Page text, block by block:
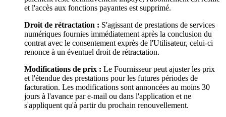
et l'accès aux fonctions payantes est supprimé.
Droit de rétractation : S'agissant de prestations de services
numériques fournies immédiatement après la conclusion du
contrat avec le consentement exprès de l'Utilisateur, celui-ci
renonce à un éventuel droit de rétractation.
Modifications de prix : Le Fournisseur peut ajuster les prix
et l'étendue des prestations pour les futures périodes de
facturation. Les modifications sont annoncées au moins 30
jours à l'avance par e-mail ou dans l'application et ne
s'appliquent qu'à partir du prochain renouvellement.